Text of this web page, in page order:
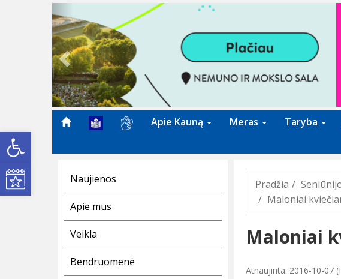
Open toolbar
Kultūros renginiai
Apie Kauną Meras Taryba
Naujienos
Apie mus
Veikla
Bendruomenė
Pradžia
Maloniai
Maloniai
Atnaujinta: 2016-10-07